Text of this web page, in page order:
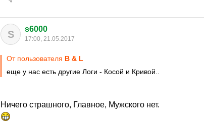
S s6000
17:00, 21.05.2017
От пользователя B & L
еще у нас есть другие Логи - Косой и Кривой..
Ничего страшного, Главное, Мужского нет.